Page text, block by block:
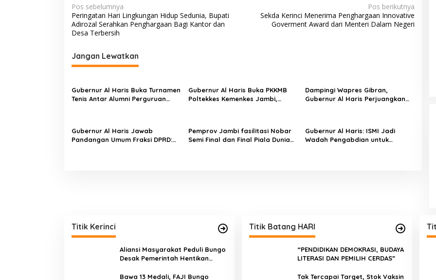
N
a
v
i
g
s
i
o
s
Pos sebelumnya
Peringatan Hari Lingkungan Hidup Sedunia, Bupati
Adirozal Serahkan Penghargaan Bagi Kantor dan
Desa Terbersih
Pos berikutnya
Sekda Kerinci Menerima Penghargaan Innovative
Goverment Award dari Menteri Dalam Negeri
Jangan Lewatkan
Gubernur Al Haris Buka Turnamen
Tenis Antar Alumni Perguruan
Gubernur Al Haris Buka PKKMB
Poltekkes Kemenkes Jambi,
Dampingi Wapres Gibran,
Gubernur Al Haris Perjuangkan
Gubernur Al Haris Jawab
Pandangan Umum Fraksi DPRD:
Pemprov Jambi fasilitasi Nobar
Semi Final dan Final Piala Dunia
Gubernur Al Haris: ISMI Jadi
Wadah Pengabdian untuk
Titik Kerinci
Aliansi Masyarakat Peduli Bungo
Desak Pemerintah Hentikan
Jalan Lintas Bungo
Bawa 13 Medali, FAJI Bungo
Titik Batang HARI
“PENDIDIKAN DEMOKRASI, BUDAYA
LITERASI DAN PEMILIH CERDAS”
Tak Tercapai Target, Stok Vaksin